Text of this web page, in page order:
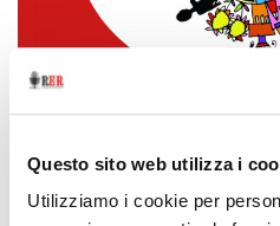
Questo sito web utilizza i
Utilizziamo i cookie per
A l’arversa - Alla rovescia
28 maggio 2020